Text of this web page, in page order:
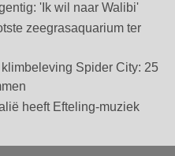
'Ik wil naar Walibi'
zeegrasaquarium ter
Spider City: 25
heeft Efteling-muziek